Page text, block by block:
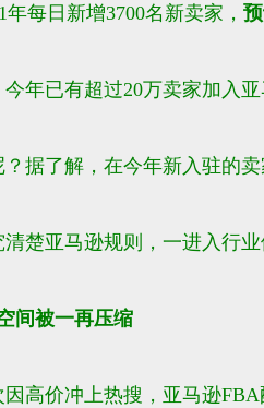
每日新增3700名新卖家，
年已有超过20万卖家加入亚
据了解，在今年新入驻的
楚亚马逊规则，一进入行业
间被一再压缩
高价冲上热搜，亚马逊